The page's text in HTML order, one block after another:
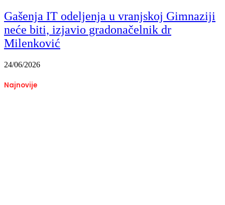
Gašenja IT odeljenja u vranjskoj Gimnaziji
neće biti, izjavio gradonačelnik dr
Milenković
24/06/2026
Najnovije